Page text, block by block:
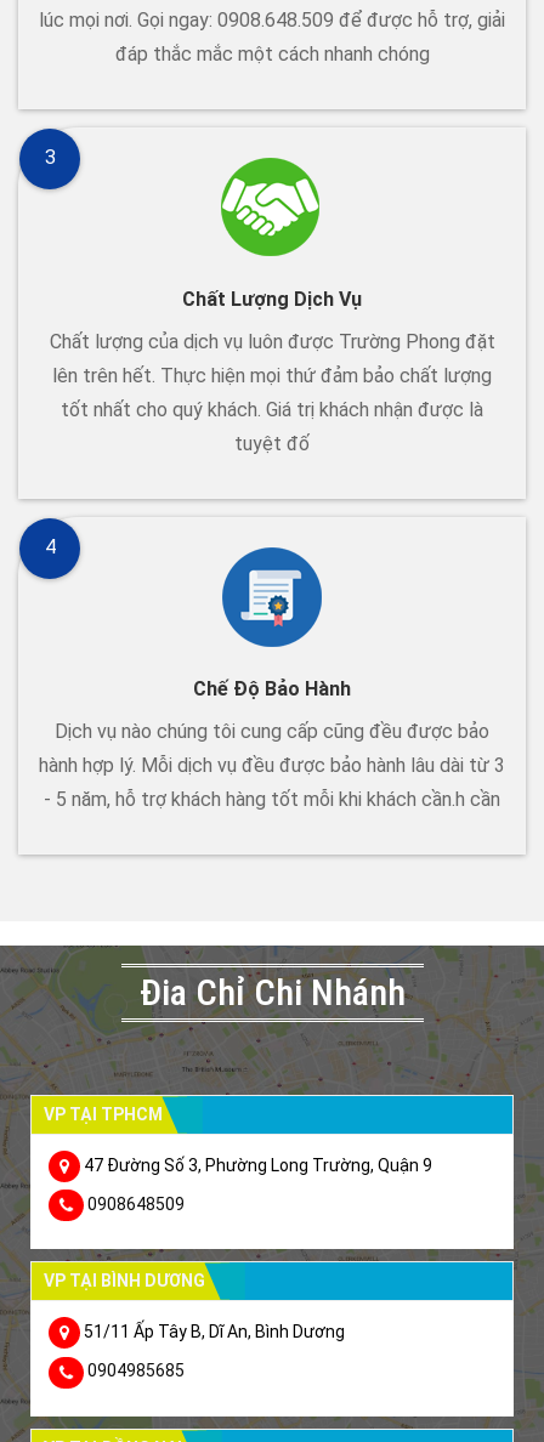
lúc mọi nơi. Gọi ngay: 0908.648.509 để được hỗ trợ, giải
đáp thắc mắc một cách nhanh chóng
Chất Lượng Dịch Vụ
Chất lượng của dịch vụ luôn được Trường Phong đặt
lên trên hết. Thực hiện mọi thứ đảm bảo chất lượng
tốt nhất cho quý khách. Giá trị khách nhận được là
tuyệt đố
3
Chế Độ Bảo Hành
Dịch vụ nào chúng tôi cung cấp cũng đều được bảo
hành hợp lý. Mỗi dịch vụ đều được bảo hành lâu dài từ 3
- 5 năm, hỗ trợ khách hàng tốt mỗi khi khách cần.h cần
4
Đia Chỉ Chi Nhánh
VP TẠI TPHCM
47 Đường Số 3, Phường Long Trường, Quận 9
0908648509
VP TẠI BÌNH DƯƠNG
51/11 Ấp Tây B, Dĩ An, Bình Dương
0904985685